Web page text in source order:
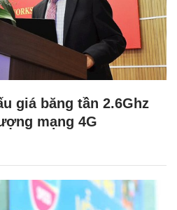
giá băng tần 2.6Ghz
mạng 4G